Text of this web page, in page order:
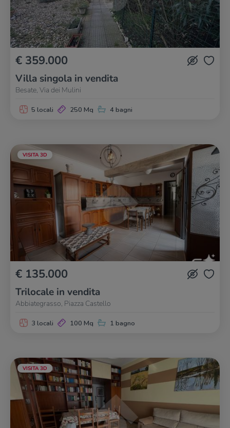
€ 359.000
Villa singola in vendita
Besate, Via dei Mulini
5 locali 250 Mq 4 bagni
VISITA 3D
€ 135.000
Trilocale in vendita
Abbiategrasso, Piazza Castello
3 locali 100 Mq 1 bagno
VISITA 3D